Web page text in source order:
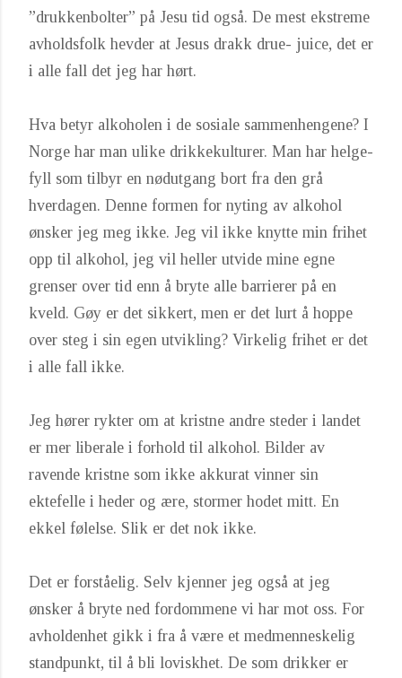
”drukkenbolter” på Jesu tid også. De mest ekstreme
avholdsfolk hevder at Jesus drakk drue- juice, det er
i alle fall det jeg har hørt.
Hva betyr alkoholen i de sosiale sammenhengene? I
Norge har man ulike drikkekulturer. Man har helge-
fyll som tilbyr en nødutgang bort fra den grå
hverdagen. Denne formen for nyting av alkohol
ønsker jeg meg ikke. Jeg vil ikke knytte min frihet
opp til alkohol, jeg vil heller utvide mine egne
grenser over tid enn å bryte alle barrierer på en
kveld. Gøy er det sikkert, men er det lurt å hoppe
over steg i sin egen utvikling? Virkelig frihet er det
i alle fall ikke.
Jeg hører rykter om at kristne andre steder i landet
er mer liberale i forhold til alkohol. Bilder av
ravende kristne som ikke akkurat vinner sin
ektefelle i heder og ære, stormer hodet mitt. En
ekkel følelse. Slik er det nok ikke.
Det er forståelig. Selv kjenner jeg også at jeg
ønsker å bryte ned fordommene vi har mot oss. For
avholdenhet gikk i fra å være et medmenneskelig
standpunkt, til å bli loviskhet. De som drikker er